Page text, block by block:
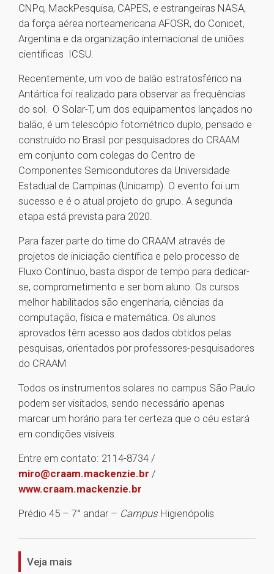
CNPq, MackPesquisa, CAPES, e estrangeiras NASA,
da força aérea norteamericana AFOSR, do Conicet,
Argentina e da organização internacional de uniões
científicas ICSU.
Recentemente, um voo de balão estratosférico na
Antártica foi realizado para observar as frequências
do sol. O Solar-T, um dos equipamentos lançados no
balão, é um telescópio fotométrico duplo, pensado e
construído no Brasil por pesquisadores do CRAAM
em conjunto com colegas do Centro de
Componentes Semicondutores da Universidade
Estadual de Campinas (Unicamp). O evento foi um
sucesso e é o atual projeto do grupo. A segunda
etapa está prevista para 2020.
Para fazer parte do time do CRAAM através de
projetos de iniciação científica e pelo processo de
Fluxo Contínuo, basta dispor de tempo para dedicar-
se, comprometimento e ser bom aluno. Os cursos
melhor habilitados são engenharia, ciências da
computação, física e matemática. Os alunos
aprovados têm acesso aos dados obtidos pelas
pesquisas, orientados por professores-pesquisadores
do CRAAM
Todos os instrumentos solares no campus São Paulo
podem ser visitados, sendo necessário apenas
marcar um horário para ter certeza que o céu estará
em condições visíveis.
Entre em contato: 2114-8734 /
miro@craam.mackenzie.br /
www.craam.mackenzie.br
Prédio 45 – 7° andar – Campus Higienópolis
1
Veja mais